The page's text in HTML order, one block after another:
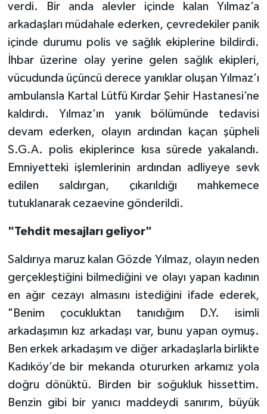
verdi. Bir anda alevler içinde kalan Yılmaz’a
arkadaşları müdahale ederken, çevredekiler panik
içinde durumu polis ve sağlık ekiplerine bildirdi.
İhbar üzerine olay yerine gelen sağlık ekipleri,
vücudunda üçüncü derece yanıklar oluşan Yılmaz’ı
ambulansla Kartal Lütfü Kırdar Şehir Hastanesi’ne
kaldırdı. Yılmaz’ın yanık bölümünde tedavisi
devam ederken, olayın ardından kaçan şüpheli
S.G.A. polis ekiplerince kısa sürede yakalandı.
Emniyetteki işlemlerinin ardından adliyeye sevk
edilen saldırgan, çıkarıldığı mahkemece
tutuklanarak cezaevine gönderildi.
"Tehdit mesajları geliyor"
Saldırıya maruz kalan Gözde Yılmaz, olayın neden
gerçekleştiğini bilmediğini ve olayı yapan kadının
en ağır cezayı almasını istediğini ifade ederek,
"Benim çocukluktan tanıdığım D.Y. isimli
arkadaşımın kız arkadaşı var, bunu yapan oymuş.
Ben erkek arkadaşım ve diğer arkadaşlarla birlikte
Kadıköy’de bir mekanda otururken arkamız yola
doğru dönüktü. Birden bir soğukluk hissettim.
Benzin gibi bir yanıcı maddeydi sanırım, büyük